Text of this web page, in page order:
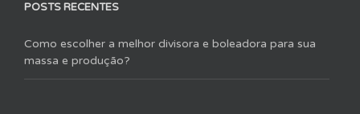
POSTS RECENTES
Como escolher a melhor divisora e boleadora para sua
massa e produção?